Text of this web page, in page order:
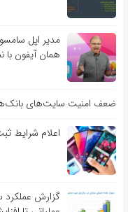
مدیر اپل
همان آیفون با
ضعف امنیت سایت‌های
اعلام شرایط